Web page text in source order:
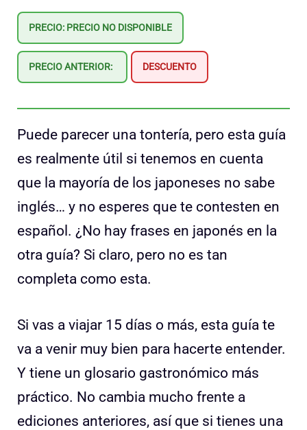
PRECIO: PRECIO NO DISPONIBLE
PRECIO ANTERIOR: DESCUENTO
Puede parecer una tontería, pero esta guía
es realmente útil si tenemos en cuenta
que la mayoría de los japoneses no sabe
inglés… y no esperes que te contesten en
español. ¿No hay frases en japonés en la
otra guía? Si claro, pero no es tan
completa como esta.
Si vas a viajar 15 días o más, esta guía te
va a venir muy bien para hacerte entender.
Y tiene un glosario gastronómico más
práctico. No cambia mucho frente a
ediciones anteriores, así que si tienes una